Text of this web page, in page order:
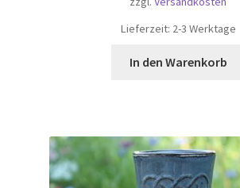
Lieferzeit: 2-3 Werktage
In den Warenkorb